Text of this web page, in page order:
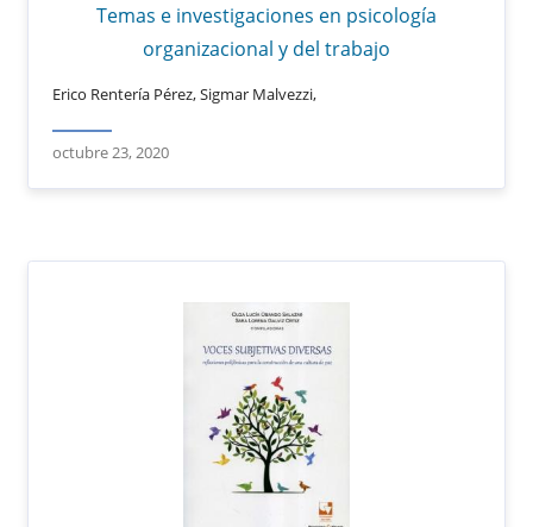
Temas e investigaciones en psicología
organizacional y del trabajo
Erico Rentería Pérez, Sigmar Malvezzi,
octubre 23, 2020